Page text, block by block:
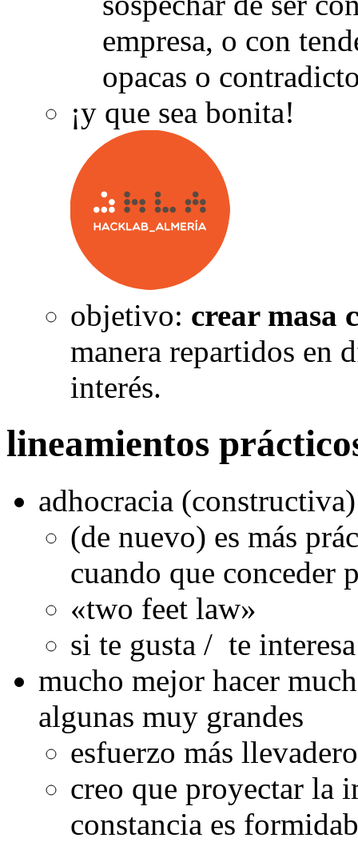
empresa, o con
opacas o
¡y que sea bonita!
objetivo: crear masa
manera repartidos en
interés.
lineamientos
adhocracia (constructiva)
(de nuevo) es más
cuando que conceder
«two feet law»
si te gusta / te
mucho mejor hacer
algunas muy grandes
esfuerzo más llevadero
creo que proyectar la
constancia es